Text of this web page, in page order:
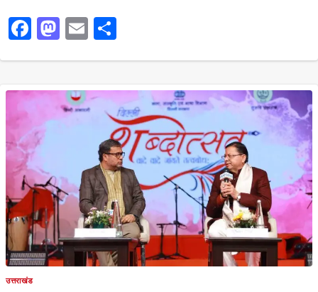
Facebook
Mastodon
Email
उत्तराखंड